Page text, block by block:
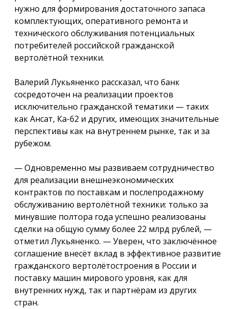
нужно для формирования достаточного запаса
комплектующих, оперативного ремонта и
технического обслуживания потенциальных
потребителей российской гражданской
вертолётной техники.
Валерий Лукьяненко рассказал, что банк
сосредоточен на реализации проектов
исключительно гражданской тематики — таких
как Ансат, Ка-62 и других, имеющих значительные
перспективы как на внутреннем рынке, так и за
рубежом.
— Одновременно мы развиваем сотрудничество
для реализации внешнеэкономических
контрактов по поставкам и послепродажному
обслуживанию вертолётной техники: только за
минувшие полтора года успешно реализованы
сделки на общую сумму более 22 млрд рублей, —
отметил Лукьяненко. — Уверен, что заключённое
соглашение внесёт вклад в эффективное развитие
гражданского вертолётостроения в России и
поставку машин мирового уровня, как для
внутренних нужд, так и партнёрам из других
стран.